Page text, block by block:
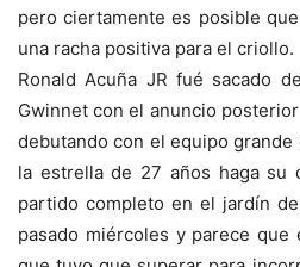
pero ciertamente es posible
una racha positiva para el criollo.
Ronald Acuña JR fué sacado
Gwinnet con el anuncio
debutando con el equipo grande
la estrella de 27 años haga su
partido completo en el jardín
pasado miércoles y parece